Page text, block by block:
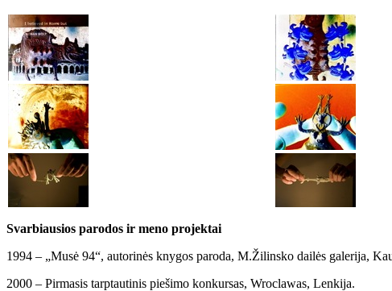
Svarbiausios parodos ir meno projektai
1994 – „Musė 94“, autorinės knygos paroda, M.Žilinsko dailės galerija,
2000 – Pirmasis tarptautinis piešimo konkursas, Wroclawas, Lenkija.